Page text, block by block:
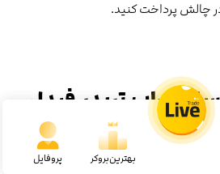
چالش پرداخت کنید.
پراپ تریدر فیدل
بهترین‌بروکر پروفایل